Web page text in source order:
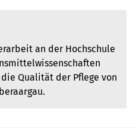
an der Hochschule
Qualität der Pflege von